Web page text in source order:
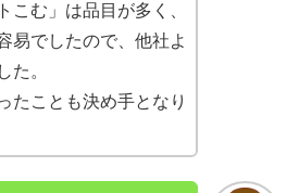
こむ」は品目が多く、
易でしたので、他社よ
た。
たことも決め手となり